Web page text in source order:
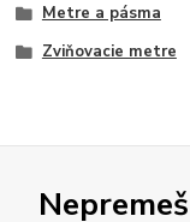
Metre a pásma
Zviňovacie metre